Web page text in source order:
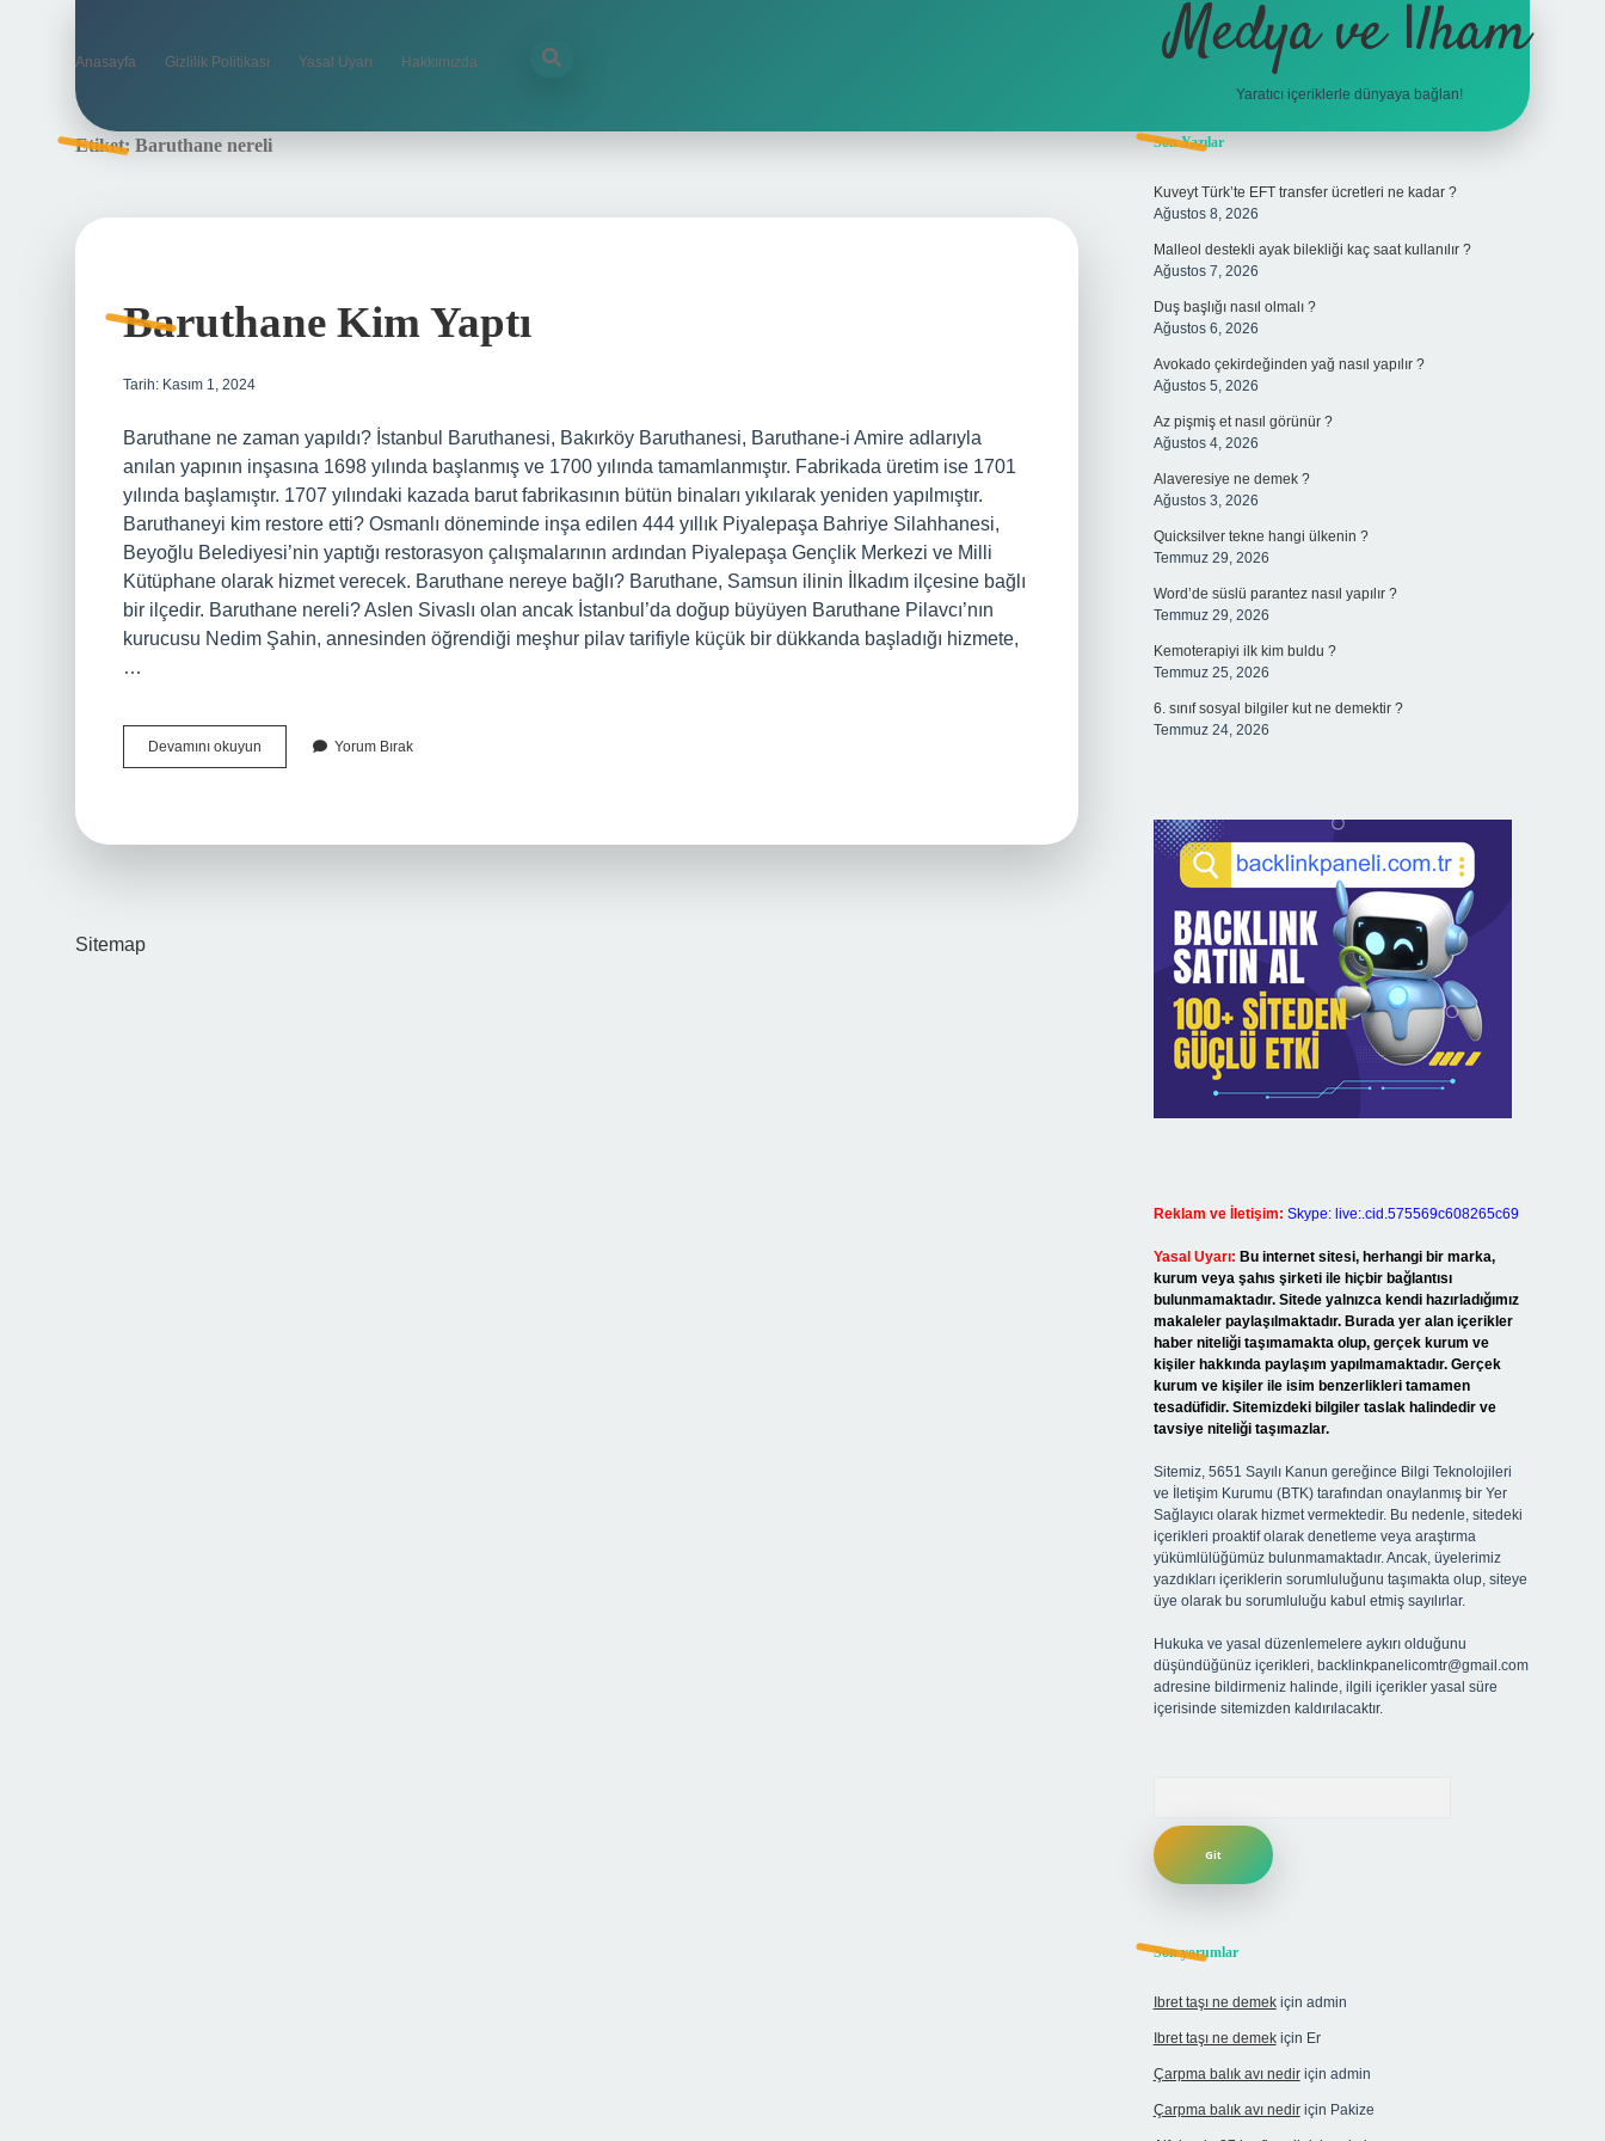
Anasayfa Gizlilik Politikası Yasal Uyarı Hakkımızda Medya ve İlham
Yaratıcı içeriklerle dünyaya bağlan!
Etiket: Baruthane nereli
Baruthane Kim Yaptı
Tarih: Kasım 1, 2024
Baruthane ne zaman yapıldı? İstanbul Baruthanesi, Bakırköy Baruthanesi, Baruthane-i Amire adlarıyla
anılan yapının inşasına 1698 yılında başlanmış ve 1700 yılında tamamlanmıştır. Fabrikada üretim ise 1701
yılında başlamıştır. 1707 yılındaki kazada barut fabrikasının bütün binaları yıkılarak yeniden yapılmıştır.
Baruthaneyi kim restore etti? Osmanlı döneminde inşa edilen 444 yıllık Piyalepaşa Bahriye Silahhanesi,
Beyoğlu Belediyesi’nin yaptığı restorasyon çalışmalarının ardından Piyalepaşa Gençlik Merkezi ve Milli
Kütüphane olarak hizmet verecek. Baruthane nereye bağlı? Baruthane, Samsun ilinin İlkadım ilçesine bağlı
bir ilçedir. Baruthane nereli? Aslen Sivaslı olan ancak İstanbul’da doğup büyüyen Baruthane Pilavcı’nın
kurucusu Nedim Şahin, annesinden öğrendiği meşhur pilav tarifiyle küçük bir dükkanda başladığı hizmete,
…
Devamını okuyun Baruthane
Kim
Yorum Bırak
Sitemap
Sidebar
Son Yazılar
Kuveyt Türk’te EFT transfer ücretleri ne kadar ?
Ağustos 8, 2026
Malleol destekli ayak bilekliği kaç saat kullanılır ?
Ağustos 7, 2026
Duş başlığı nasıl olmalı ?
Ağustos 6, 2026
Avokado çekirdeğinden yağ nasıl yapılır ?
Ağustos 5, 2026
Az pişmiş et nasıl görünür ?
Ağustos 4, 2026
Alaveresiye ne demek ?
Ağustos 3, 2026
Quicksilver tekne hangi ülkenin ?
Temmuz 29, 2026
Word’de süslü parantez nasıl yapılır ?
Temmuz 29, 2026
Kemoterapiyi ilk kim buldu ?
Temmuz 25, 2026
6. sınıf sosyal bilgiler kut ne demektir ?
Temmuz 24, 2026
Reklam ve İletişim: Skype: live:.cid.575569c608265c69
Yasal Uyarı: Bu internet sitesi, herhangi bir marka,
kurum veya şahıs şirketi ile hiçbir bağlantısı
bulunmamaktadır. Sitede yalnızca kendi hazırladığımız
makaleler paylaşılmaktadır. Burada yer alan içerikler
haber niteliği taşımamakta olup, gerçek kurum ve
kişiler hakkında paylaşım yapılmamaktadır. Gerçek
kurum ve kişiler ile isim benzerlikleri tamamen
tesadüfidir. Sitemizdeki bilgiler taslak halindedir ve
tavsiye niteliği taşımazlar.
Sitemiz, 5651 Sayılı Kanun gereğince Bilgi Teknolojileri
ve İletişim Kurumu (BTK) tarafından onaylanmış bir Yer
Sağlayıcı olarak hizmet vermektedir. Bu nedenle, sitedeki
içerikleri proaktif olarak denetleme veya araştırma
yükümlülüğümüz bulunmamaktadır. Ancak, üyelerimiz
yazdıkları içeriklerin sorumluluğunu taşımakta olup, siteye
üye olarak bu sorumluluğu kabul etmiş sayılırlar.
Hukuka ve yasal düzenlemelere aykırı olduğunu
düşündüğünüz içerikleri, backlinkpanelicomtr@gmail.com
adresine bildirmeniz halinde, ilgili içerikler yasal süre
içerisinde sitemizden kaldırılacaktır.
Son yorumlar
Ibret taşı ne demekiçin admin
Ibret taşı ne demekiçin Er
Çarpma balık avı nediriçin admin
Çarpma balık avı nediriçin Pakize